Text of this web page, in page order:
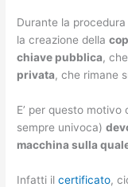
Durante la
la creazione della
chiave pubblica,
privata, che rimane
E’ per questo
sempre univoca)
macchina sulla
Infatti ilcertificato,